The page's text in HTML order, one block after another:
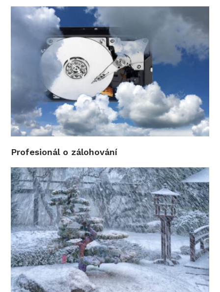
Profesionál o zálohování